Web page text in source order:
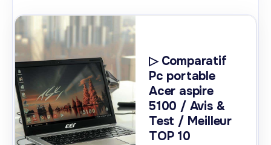
▷ Comparatif
Pc portable
Acer aspire
5100 / Avis &
Test / Meilleur
TOP 10